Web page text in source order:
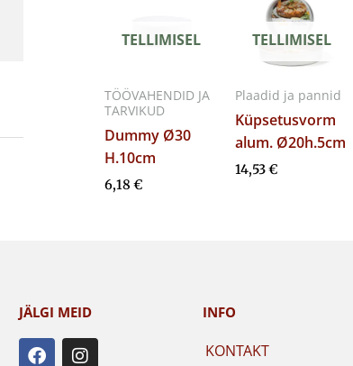
TELLIMISEL
TÖÖVAHENDID JA
TARVIKUD
Dummy Ø30
H.10cm
6,18 €
TELLIMISEL
Plaadid ja pannid
Küpsetusvorm
alum. Ø20h.5cm
14,53€
JÄLGI MEID
F I
INFO
KONTAKT